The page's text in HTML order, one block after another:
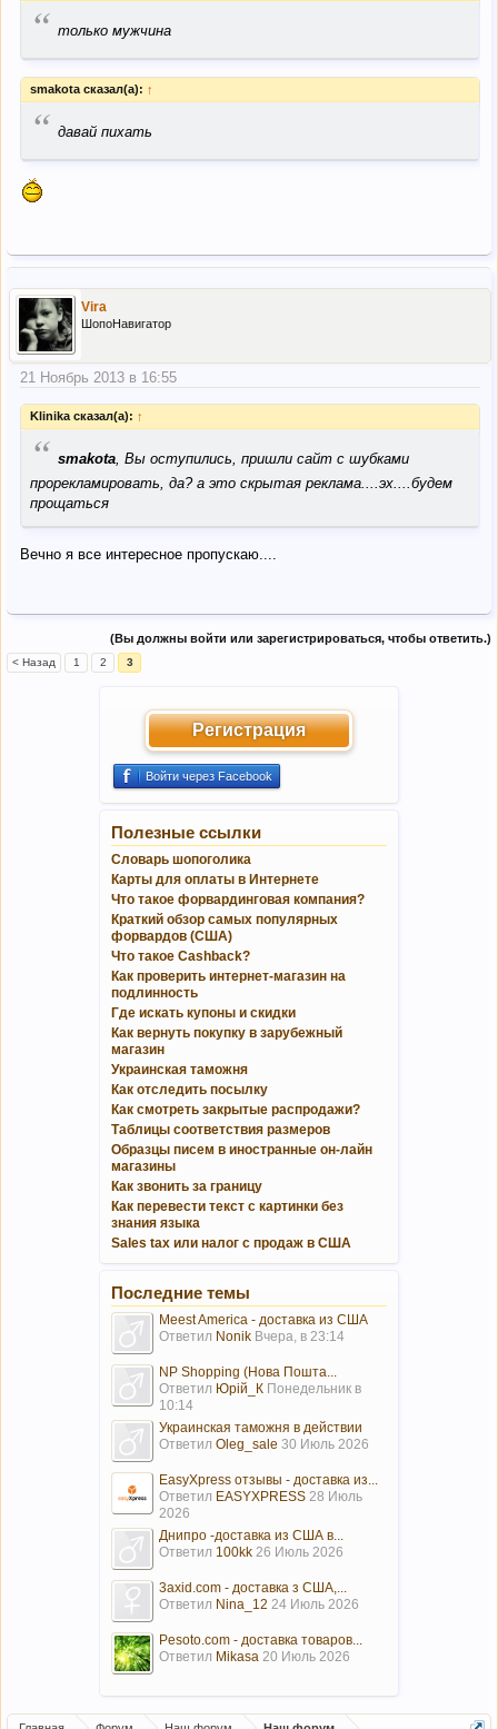
“ только мужчина
smakota сказал(а): ↑
“ давай пихать
Vira
ШопоНавигатор
21 Ноябрь 2013 в 16:55
Klinika сказал(а): ↑
“ smakota, Вы оступились, пришли сайт с шубками
прорекламировать, да? а это скрытая реклама....эх....будем
прощаться
Вечно я все интересное пропускаю....
(Вы должны войти или зарегистрироваться, чтобы ответить.)
< Назад 1 2 3
Регистрация
Войти через Facebook
Полезные ссылки
Словарь шопоголика
Карты для оплаты в Интернете
Что такое форвардинговая компания?
Краткий обзор самых популярных
форвардов (США)
Что такое Cashback?
Как проверить интернет-магазин на
подлинность
Где искать купоны и скидки
Как вернуть покупку в зарубежный
магазин
Украинская таможня
Как отследить посылку
Как смотреть закрытые распродажи?
Таблицы соответствия размеров
Образцы писем в иностранные он-лайн
магазины
Как звонить за границу
Как перевести текст с картинки без
знания языка
Sales tax или налог с продаж в США
Последние темы
Meest America - доставка из США
Ответил Nonik Вчера, в 23:14
NP Shopping (Нова Пошта...
Ответил Юрій_К Понедельник в
10:14
Украинская таможня в действии
Ответил Oleg_sale 30 Июль 2026
EasyXpress отзывы - доставка из...
Ответил EASYXPRESS 28 Июль
2026
Днипро -доставка из США в...
Ответил 100kk 26 Июль 2026
3axid.com - доставка з США,...
Ответил Nina_12 24 Июль 2026
Pesoto.com - доставка товаров...
Ответил Mikasa 20 Июль 2026